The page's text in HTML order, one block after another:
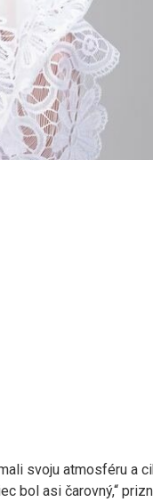
svoju atmosféru a
bol asi čarovný,“